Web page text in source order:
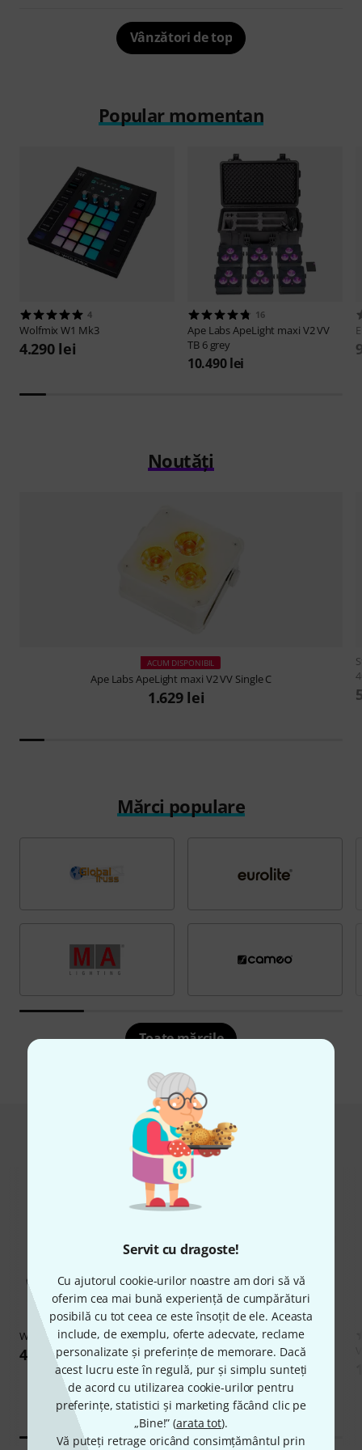
Servit cu dragoste!
Cu ajutorul cookie-urilor noastre am dori să vă
oferim cea mai bună experiență de cumpărături
posibilă cu tot ceea ce este însoțit de ele. Aceasta
include, de exemplu, oferte adecvate, reclame
personalizate și preferințe de memorare. Dacă
acest lucru este în regulă, pur și simplu sunteți
de acord cu utilizarea cookie-urilor pentru
preferințe, statistici și marketing făcând clic pe
„Bine!” (arata tot).
Vă puteți retrage oricând consimțământul prin
Vânzători de top
Popular momentan
4
WolfmixW1 Mk3
4.290 lei
16
Ape LabsApeLight maxi V2 VV
TB 6 grey
10.490 lei
Noutăți
ACUM DISPONIBIL
Ape LabsApeLight maxi V2 VV Single C
1.629 lei
Mărci populare
Toate mărcile
Hot Deals
WolfmixW1 Mk3 Bundle
4.699 lei
142
StairvilleTour Stage Platform
2x1m ODW
1.890 lei